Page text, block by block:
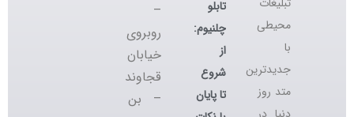
محیطی
با
جدیدترین
متد روز
تابلو
چلنیوم:
از
شروع
تا پایان
–
روبروی
خیابان
قجاوند
– بن